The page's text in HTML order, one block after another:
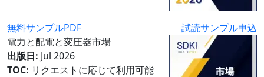
無料サンプルPDF
試読サンプル申込
電力と配電と変圧器市場
出版日: Jul 2026
TOC: リクエストに応じて利用可能